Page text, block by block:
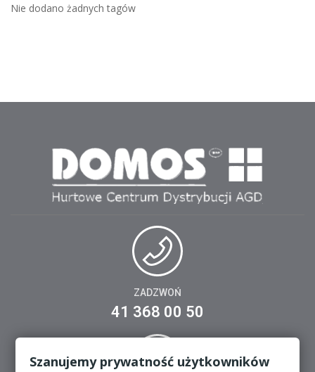
Nie dodano żadnych tagów
ZADZWOŃ
41 368 00 50
Szanujemy prywatność użytkowników